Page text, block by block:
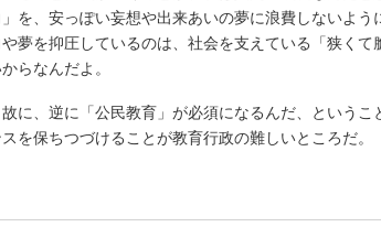
を、安っぽい妄想や出来あいの夢に浪費しないよう
夢を抑圧しているのは、社会を支えている「狭くて
らなんだよ。
に、逆に「公民教育」が必須になるんだ、という
を保ちつづけることが教育行政の難しいところだ。